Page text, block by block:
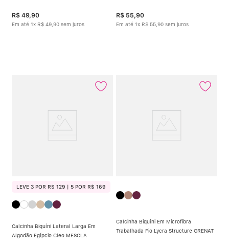
R$ 49,90
Em até 1x R$ 49 90 sem juros
R$ 55,90
Em até 1x R$ 55 90 sem juros
LEVE 3 POR R$ 129 | 5 POR R$ 169
Calcinha Biquíni Lateral Larga Em
Algodão Egípcio Cleo MESCLA
Calcinha Biquíni Em Microfibra
Trabalhada Fio Lycra Structure GRENAT